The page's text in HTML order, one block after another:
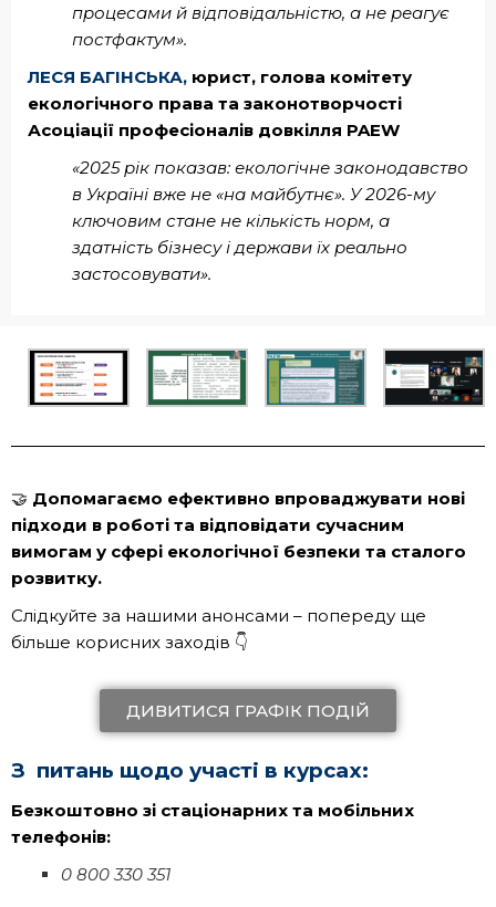
процесами й відповідальністю, а не реагує
постфактум».
ЛЕСЯ БАГІНСЬКА, юрист, голова комітету
екологічного права та законотворчості
Асоціації професіоналів довкілля PAEW
«2025 рік показав: екологічне законодавство
в Україні вже не «на майбутнє». У 2026-му
ключовим стане не кількість норм, а
здатність бізнесу і держави їх реально
застосовувати».
🤝 Допомагаємо ефективно впроваджувати нові
підходи в роботі та відповідати сучасним
вимогам у сфері екологічної безпеки та сталого
розвитку.
Слідкуйте за нашими анонсами – попереду ще
більше корисних заходів 👇
ДИВИТИСЯ ГРАФІК ПОДІЙ
З питань щодо участі в курсах:
Безкоштовно зі стаціонарних та мобільних
телефонів:
0 800 330 351